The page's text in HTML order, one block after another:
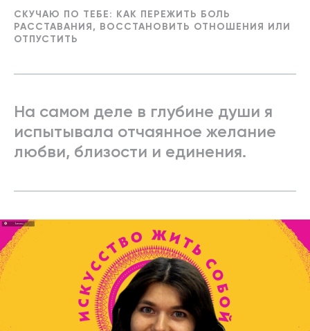
СКУЧАЮ ПО ТЕБЕ: КАК ПЕРЕЖИТЬ БОЛЬ
РАССТАВАНИЯ, ВОССТАНОВИТЬ ОТНОШЕНИЯ ИЛИ
ОТПУСТИТЬ
На самом деле в глубине души я
испытывала отчаянное желание
любви, близости и единения.